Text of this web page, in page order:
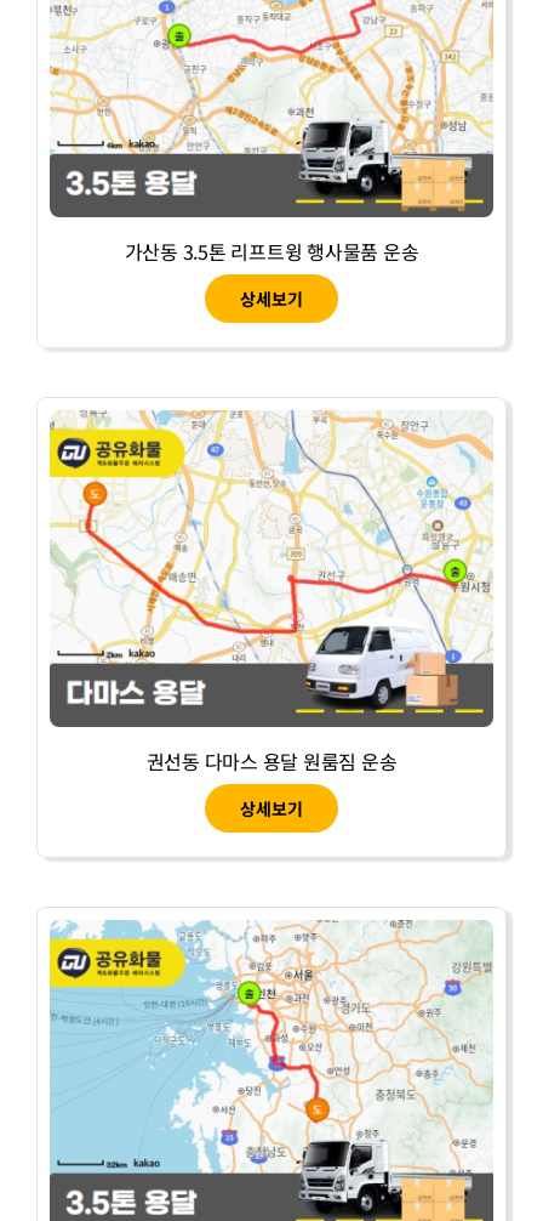
가산동 3.5톤 리프트윙 행사물품 운송
상세보기
권선동 다마스 용달 원룸짐 운송
상세보기